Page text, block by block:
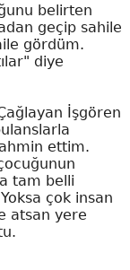
belirten
geçip sahile
gördüm.
diye
İşgören
ettim.
tam belli
çok insan
atsan yere